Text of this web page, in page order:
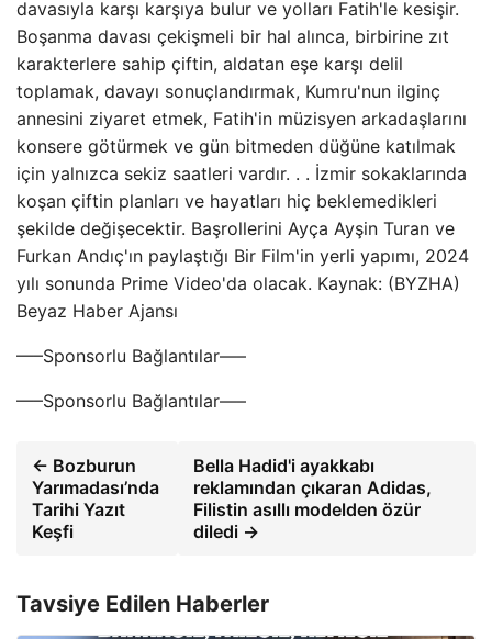
davasıyla karşı karşıya bulur ve yolları Fatih'le kesişir.
Boşanma davası çekişmeli bir hal alınca, birbirine zıt
karakterlere sahip çiftin, aldatan eşe karşı delil
toplamak, davayı sonuçlandırmak, Kumru'nun ilginç
annesini ziyaret etmek, Fatih'in müzisyen arkadaşlarını
konsere götürmek ve gün bitmeden düğüne katılmak
için yalnızca sekiz saatleri vardır. . . İzmir sokaklarında
koşan çiftin planları ve hayatları hiç beklemedikleri
şekilde değişecektir. Başrollerini Ayça Ayşin Turan ve
Furkan Andıç'ın paylaştığı Bir Film'in yerli yapımı, 2024
yılı sonunda Prime Video'da olacak. Kaynak: (BYZHA)
Beyaz Haber Ajansı
—–Sponsorlu Bağlantılar—–
—–Sponsorlu Bağlantılar—–
← Bozburun
Yarımadası’nda
Tarihi Yazıt
Keşfi
Bella Hadid'i ayakkabı
reklamından çıkaran Adidas,
Filistin asıllı modelden özür
diledi →
Tavsiye Edilen Haberler